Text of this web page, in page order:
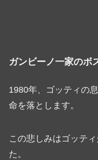
ガンビーノ一家のボ
1980年、ゴッティの
命を落とします。
この悲しみはゴッテ
た。